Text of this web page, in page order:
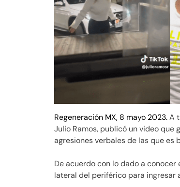
Regeneración MX, 8 mayo 2023.A
Julio Ramos, publicó un video que
agresiones verbales de las que es
De acuerdo con lo dado a
lateral del periférico para ingresar